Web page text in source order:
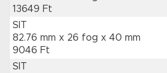
13649 Ft
SIT
82.76 mm x 26 fog x 40 mm
9046 Ft
SIT